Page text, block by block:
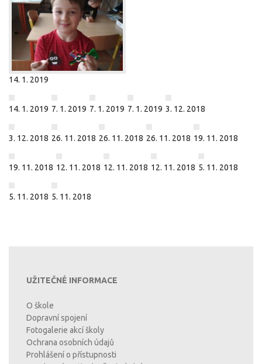
14. 1. 2019
14. 1. 2019 7. 1. 2019 7. 1. 2019 7. 1. 2019 3. 12. 2018
3. 12. 2018 26. 11. 2018 26. 11. 2018 26. 11. 2018 19. 11. 2018
19. 11. 2018 12. 11. 2018 12. 11. 2018 12. 11. 2018 5. 11. 2018
5. 11. 2018 5. 11. 2018
UŽITEČNÉ INFORMACE
O škole
Dopravní spojení
Fotogalerie akcí školy
Ochrana osobních údajů
Prohlášení o přístupnosti